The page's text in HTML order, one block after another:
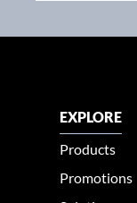
EXPLORE
Products
Promotions